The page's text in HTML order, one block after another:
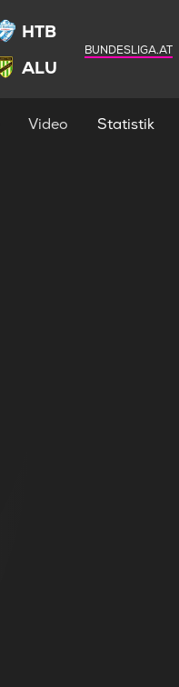
HTB
ALU
BUNDESLIGA.AT
Video Statistik